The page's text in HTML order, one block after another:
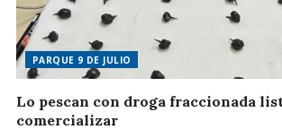
PARQUE 9 DE JULIO
Lo pescan con droga fraccionada
comercializar